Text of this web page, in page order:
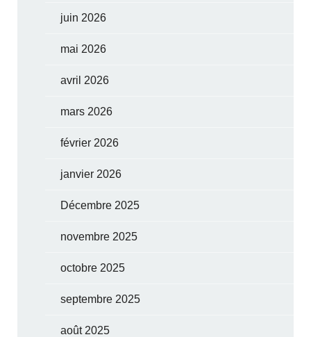
juin 2026
mai 2026
avril 2026
mars 2026
février 2026
janvier 2026
Décembre 2025
novembre 2025
octobre 2025
septembre 2025
août 2025